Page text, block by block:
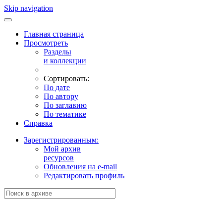
Skip navigation
Главная страница
Просмотреть
Разделы
и коллекции
Сортировать:
По дате
По автору
По заглавию
По тематике
Справка
Зарегистрированным:
Мой архив
ресурсов
Обновления на e-mail
Редактировать профиль